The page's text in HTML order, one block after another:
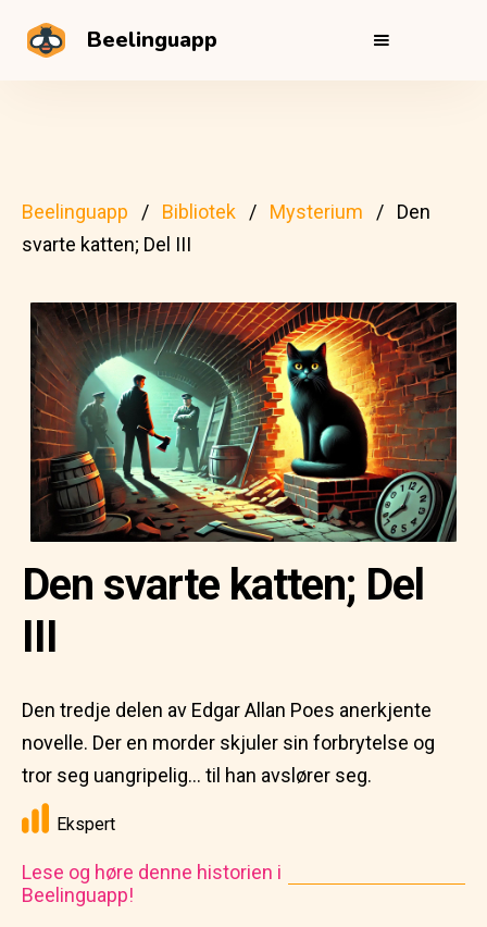
Beelinguapp
Beelinguapp Bibliotek Mysterium
Den
svarte katten; Del III
Den svarte katten; Del
III
Den tredje delen av Edgar Allan Poes anerkjente
novelle. Der en morder skjuler sin forbrytelse og
tror seg uangripelig... til han avslører seg.
Ekspert
Lese og høre denne historien i
Beelinguapp!